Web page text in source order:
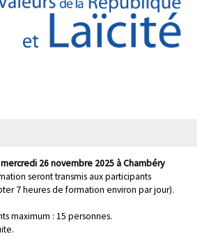
26 novembre 2025 à Chambéry
seront transmis aux participants
7 heures de formation environ par jour).
maximum : 15 personnes.